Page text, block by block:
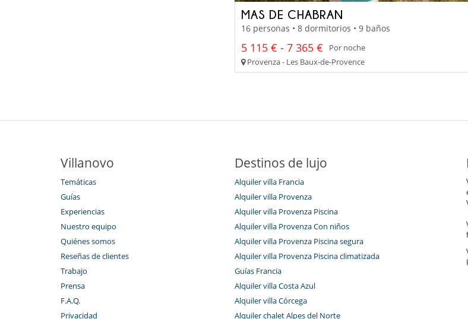
MAS DE CHABRAN
16 personas • 8 dormitorios • 9 baños
5 115 € - 7 365 €
Por noche
Provenza - Les Baux-de-Provence
Villanovo
Temáticas
Guías
Experiencias
Nuestro equipo
Quiénes somos
Reseñas de clientes
Trabajo
Prensa
F.A.Q.
Privacidad
Destinos de lujo
Alquiler villa Francia
Alquiler villa Provenza
Alquiler villa Provenza Piscina
Alquiler villa Provenza Con niños
Alquiler villa Provenza Piscina segura
Alquiler villa Provenza Piscina climatizada
Guías Francia
Alquiler villa Costa Azul
Alquiler villa Córcega
Alquiler chalet Alpes del Norte